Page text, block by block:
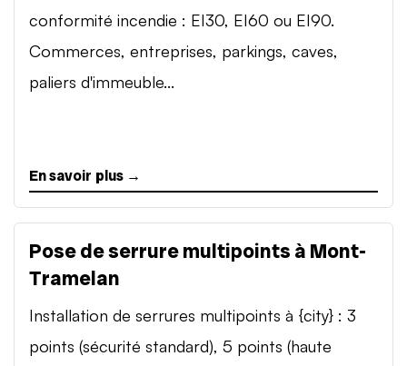
conformité incendie : EI30, EI60 ou EI90.
Commerces, entreprises, parkings, caves,
paliers d'immeuble...
En savoir plus →
Pose de serrure multipoints à Mont-
Tramelan
Installation de serrures multipoints à {city} : 3
points (sécurité standard), 5 points (haute